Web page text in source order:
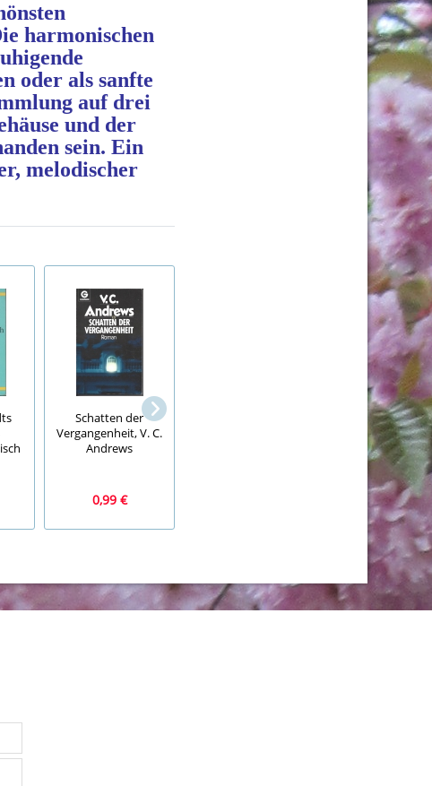
harmonischen
oder als sanfte
auf drei
und der
sein. Ein
melodischer
Schatten der
Vergangenheit, V. C.
Andrews
0,99 €
Speedport 200,
Modem
6,99 €